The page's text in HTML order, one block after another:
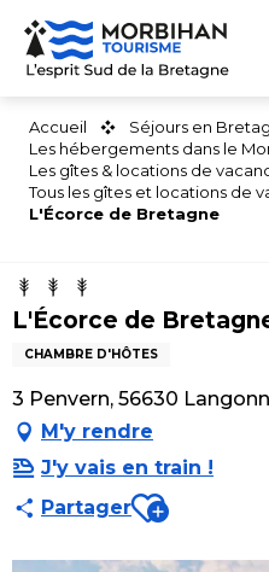
Aller
contenu
Accueil
Séjours en
Les hébergements dans le
Les gîtes & locations de
Tous les gîtes et locations de
L'Écorce de Bretagne
L'Écorce de
CHAMBRE D'HÔTES
3 Penvern, 56630
M'y rendre
J'y vais en train !
PartagerAjouter aux